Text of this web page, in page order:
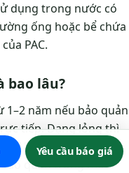
dụng trong nước có
ống hoặc bể chứa
PAC.
bao lâu?
năm nếu bảo quản
tiếp. Dạng lỏng thì
tháng, do dễ bị
quản trong môi
Yêu cầu báo giá